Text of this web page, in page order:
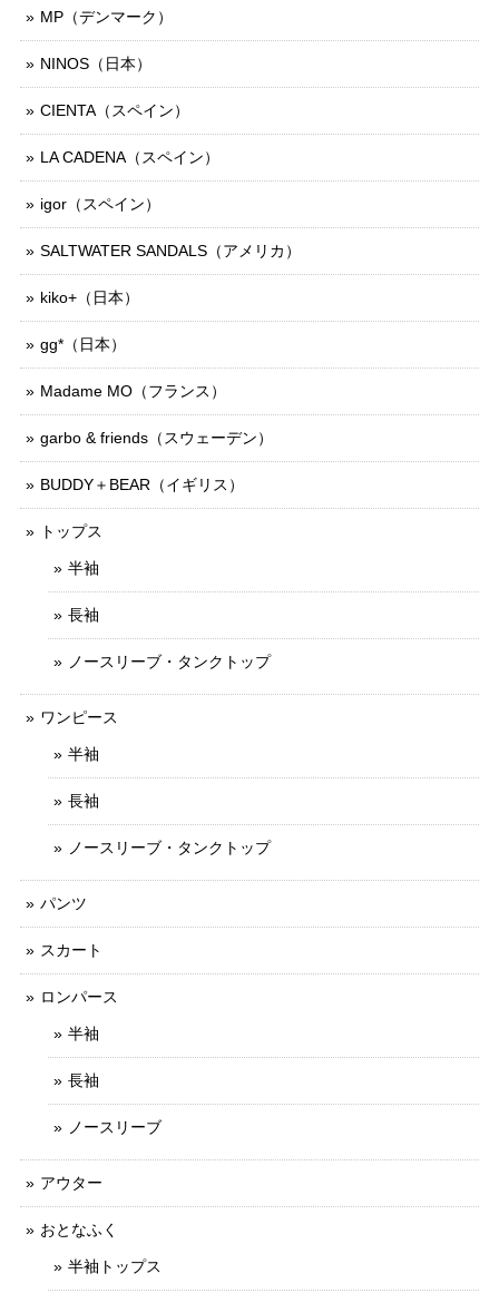
MP（デンマーク）
NINOS（日本）
CIENTA（スペイン）
LA CADENA（スペイン）
igor（スペイン）
SALTWATER SANDALS（アメリカ）
kiko+（日本）
gg*（日本）
Madame MO（フランス）
garbo & friends（スウェーデン）
BUDDY＋BEAR（イギリス）
トップス
半袖
長袖
ノースリーブ・タンクトップ
ワンピース
半袖
長袖
ノースリーブ・タンクトップ
パンツ
スカート
ロンパース
半袖
長袖
ノースリーブ
アウター
おとなふく
半袖トップス